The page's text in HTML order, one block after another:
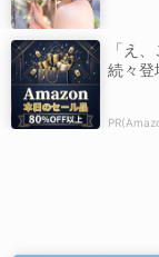
「え
続々登